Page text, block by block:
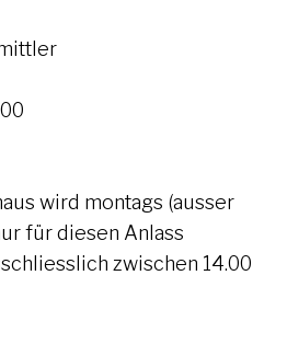
wird montags (ausser
für diesen Anlass
zwischen 14.00